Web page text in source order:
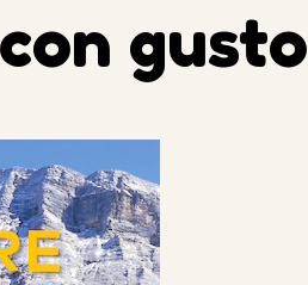
gusto